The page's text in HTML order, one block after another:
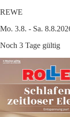
REWE
Mo. 3.8. - Sa.
Noch 3 Tage gültig